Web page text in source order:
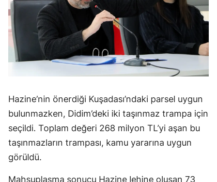
Hazine’nin önerdiği Kuşadası’ndaki parsel uygun
bulunmazken, Didim’deki iki taşınmaz trampa için
seçildi. Toplam değeri 268 milyon TL’yi aşan bu
taşınmazların trampası, kamu yararına uygun
görüldü.
Mahsuplaşma sonucu Hazine lehine oluşan 73